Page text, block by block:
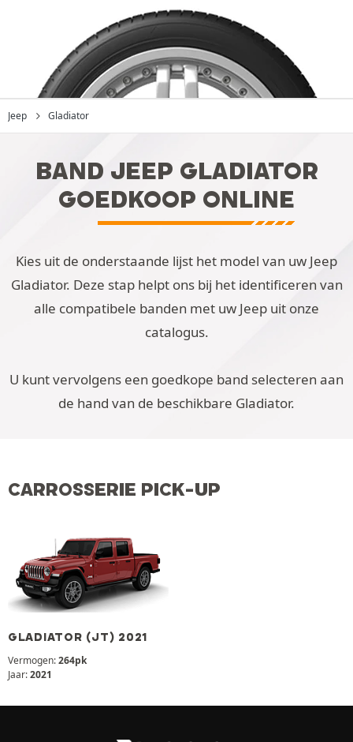
Jeep Gladiator
BAND JEEP GLADIATOR
GOEDKOOP ONLINE
Kies uit de onderstaande lijst het model van uw Jeep
Gladiator. Deze stap helpt ons bij het identificeren van
alle compatibele banden met uw Jeep uit onze
catalogus.
U kunt vervolgens een goedkope band selecteren aan
de hand van de beschikbare Gladiator.
CARROSSERIE PICK-UP
GLADIATOR (JT) 2021
Vermogen:264pk
Jaar:2021